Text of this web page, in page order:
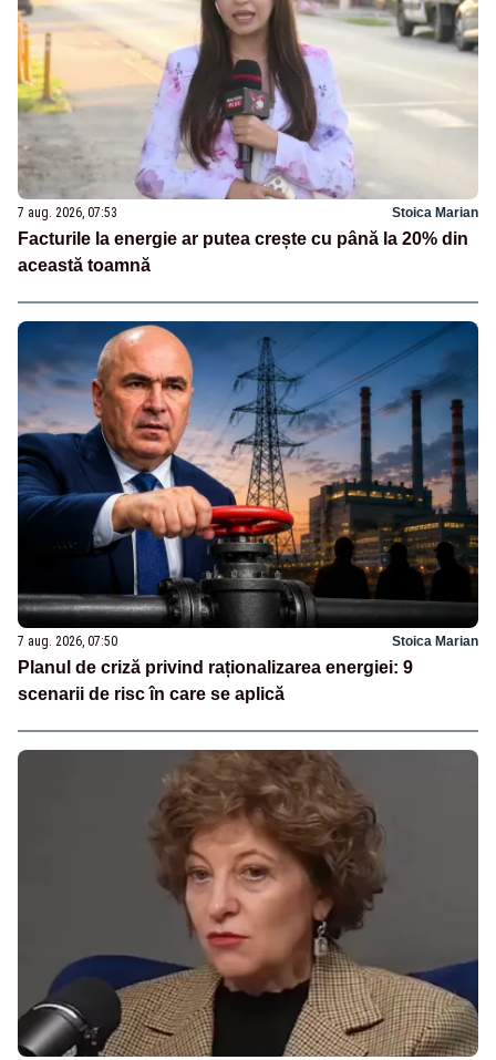
7 aug. 2026, 07:53 Stoica Marian
Facturile la energie ar putea crește cu până la 20% din
această toamnă
7 aug. 2026, 07:50 Stoica Marian
Planul de criză privind raționalizarea energiei: 9
scenarii de risc în care se aplică